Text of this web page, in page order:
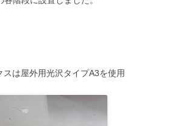
スは屋外用光沢タイプA3を使用